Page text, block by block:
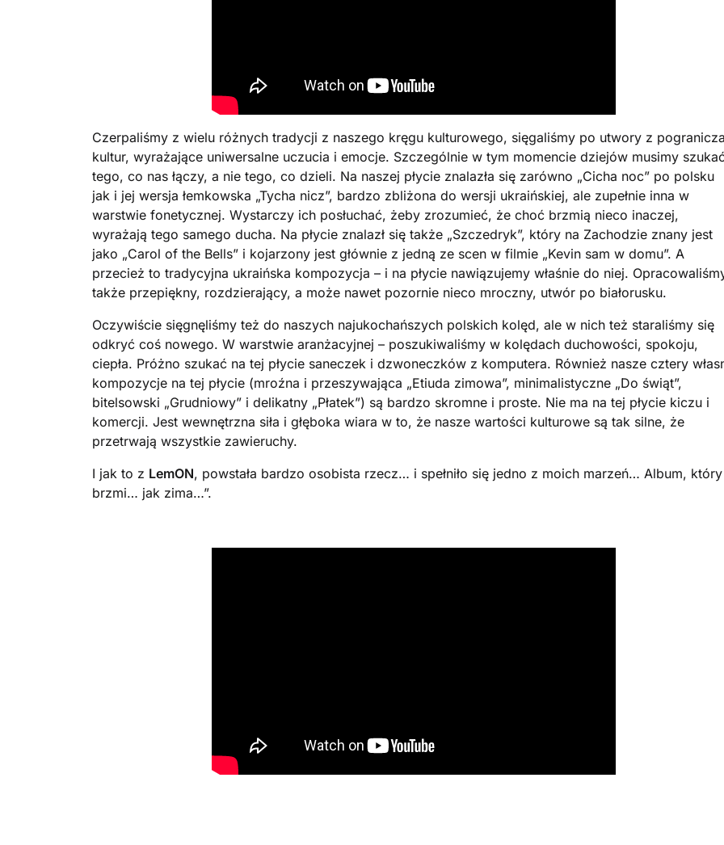
Czerpaliśmy z wielu różnych tradycji z naszego kręgu kulturowego, sięgaliśmy po utwory z
kultur, wyrażające uniwersalne uczucia i emocje. Szczególnie w tym momencie dziejów musimy
tego, co nas łączy, a nie tego, co dzieli. Na naszej płycie znalazła się zarówno „Cicha noc” po polsku
jak i jej wersja łemkowska „Tycha nicz”, bardzo zbliżona do wersji ukraińskiej, ale zupełnie inna w
warstwie fonetycznej. Wystarczy ich posłuchać, żeby zrozumieć, że choć brzmią nieco inaczej,
wyrażają tego samego ducha. Na płycie znalazł się także „Szczedryk”, który na Zachodzie znany jest
jako „Carol of the Bells” i kojarzony jest głównie z jedną ze scen w filmie „Kevin sam w domu”. A
przecież to tradycyjna ukraińska kompozycja – i na płycie nawiązujemy właśnie do niej.
także przepiękny, rozdzierający, a może nawet pozornie nieco mroczny, utwór po białorusku.
Oczywiście sięgnęliśmy też do naszych najukochańszych polskich kolęd, ale w nich też staraliśmy się
odkryć coś nowego. W warstwie aranżacyjnej – poszukiwaliśmy w kolędach duchowości, spokoju,
ciepła. Próżno szukać na tej płycie saneczek i dzwoneczków z komputera. Również nasze cztery
kompozycje na tej płycie (mroźna i przeszywająca „Etiuda zimowa”, minimalistyczne „Do świąt”,
bitelsowski „Grudniowy” i delikatny „Płatek”) są bardzo skromne i proste. Nie ma na tej płycie kiczu i
komercji. Jest wewnętrzna siła i głęboka wiara w to, że nasze wartości kulturowe są tak silne, że
przetrwają wszystkie zawieruchy.
I jak to z LemON, powstała bardzo osobista rzecz… i spełniło się jedno z moich marzeń… Album, który
brzmi… jak zima…”.